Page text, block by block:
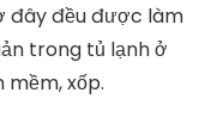
đây đều được làm
trong tủ lạnh ở
xốp.